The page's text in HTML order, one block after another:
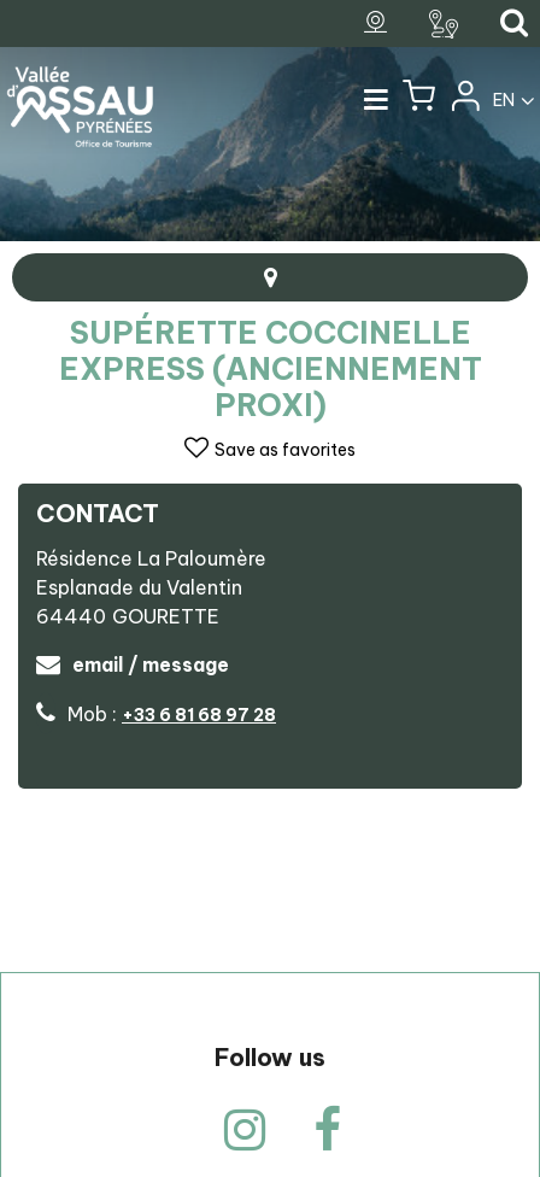
EN
SUPÉRETTE COCCINELLE
EXPRESS (ANCIENNEMENT
PROXI)
Save as favorites
CONTACT
Résidence La Paloumère
Esplanade du Valentin
64440 GOURETTE
email / message
Mob : +33 6 81 68 97 28
Supérette Coccinelle Express (anciennement Proxi)
−
Follow us